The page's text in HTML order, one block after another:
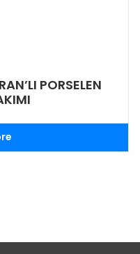
PORSELEN